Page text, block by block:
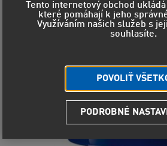
Tento internetový obchod
které pomáhají k jeho
Využíváním našich služeb s
souhlasíte.
POVOLIŤ
PODROBNÉ